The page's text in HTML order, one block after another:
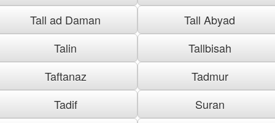
Tall ad Daman
Tall Abyad
Talin
Tallbisah
Taftanaz
Tadmur
Tadif
Suran